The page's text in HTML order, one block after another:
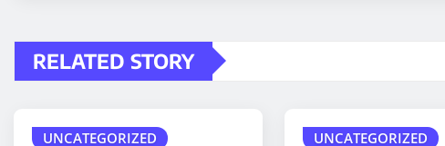
RELATED STORY
UNCATEGORIZED UNCATEGORIZED